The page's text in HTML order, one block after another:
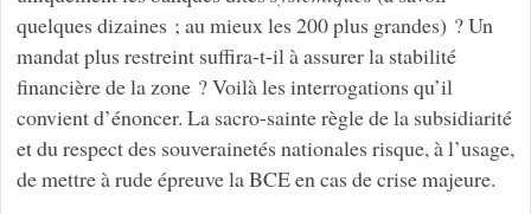
quelques dizaines ; au mieux les 200 plus grandes) ? Un
mandat plus restreint suffira-t-il à assurer la stabilité
financière de la zone ? Voilà les interrogations qu’il
convient d’énoncer. La sacro-sainte règle de la subsidiarité
et du respect des souverainetés nationales risque, à l’usage,
de mettre à rude épreuve la BCE en cas de crise majeure.